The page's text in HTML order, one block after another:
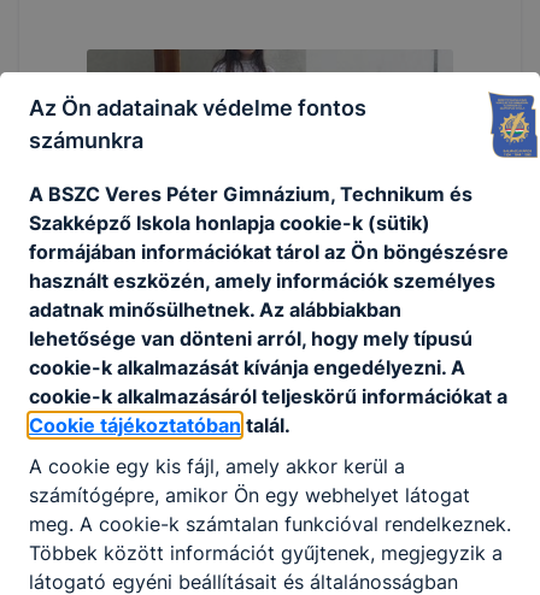
Az Ön adatainak védelme fontos
számunkra
A BSZC Veres Péter Gimnázium, Technikum és
Szakképző Iskola honlapja cookie-k (sütik)
formájában információkat tárol az Ön böngészésre
használt eszközén, amely információk személyes
adatnak minősülhetnek. Az alábbiakban
lehetősége van dönteni arról, hogy mely típusú
cookie-k alkalmazását kívánja engedélyezni. A
cookie-k alkalmazásáról teljeskörű információkat a
Cookie tájékoztatóban talál.
A cookie egy kis fájl, amely akkor kerül a
számítógépre, amikor Ön egy webhelyet látogat
meg. A cookie-k számtalan funkcióval rendelkeznek.
Többek között információt gyűjtenek, megjegyzik a
látogató egyéni beállításait és általánosságban